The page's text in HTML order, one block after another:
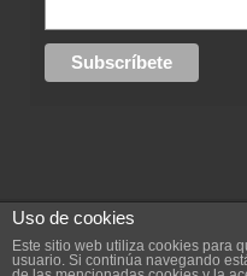
Uso de cookies
Este sitio web utiliza cookies para
usuario. Si continúa navegando